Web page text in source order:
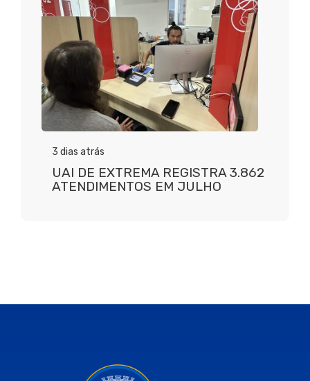
3 dias atrás
UAI DE EXTREMA REGISTRA 3.862
ATENDIMENTOS EM JULHO